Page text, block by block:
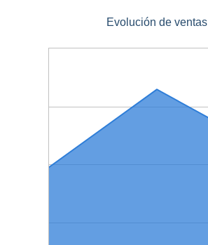
Evolución de ventas